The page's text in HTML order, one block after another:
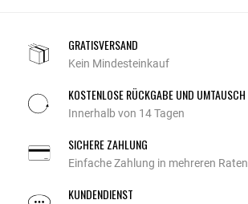
GRATISVERSAND
Kein Mindesteinkauf
KOSTENLOSE RÜCKGABE UND UMTAUSCH
Innerhalb von 14 Tagen
SICHERE ZAHLUNG
Einfache Zahlung in mehreren Raten
KUNDENDIENST